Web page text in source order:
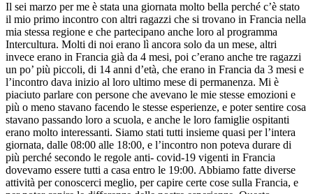
Il sei marzo per me è stata una giornata molto bella perché c’è stato
il mio primo incontro con altri ragazzi che si trovano in Francia nella
mia stessa regione e che partecipano anche loro al programma
Intercultura. Molti di noi erano lì ancora solo da un mese, altri
invece erano in Francia già da 4 mesi, poi c’erano anche tre ragazzi
un po’ più piccoli, di 14 anni d’età, che erano in Francia da 3 mesi e
l’incontro dava inizio al loro ultimo mese di permanenza. Mi è
piaciuto parlare con persone che avevano le mie stesse emozioni e
più o meno stavano facendo le stesse esperienze, e poter sentire cosa
stavano passando loro a scuola, e anche le loro famiglie ospitanti
erano molto interessanti. Siamo stati tutti insieme quasi per l’intera
giornata, dalle 08:00 alle 18:00, e l’incontro non poteva durare di
più perché secondo le regole anti- covid-19 vigenti in Francia
dovevamo essere tutti a casa entro le 19:00. Abbiamo fatte diverse
attività per conoscerci meglio, per capire certe cose sulla Francia, e